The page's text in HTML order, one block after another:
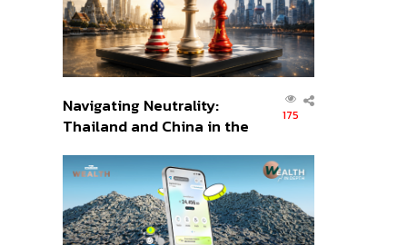
Navigating Neutrality:
Thailand and China in the
Order
175